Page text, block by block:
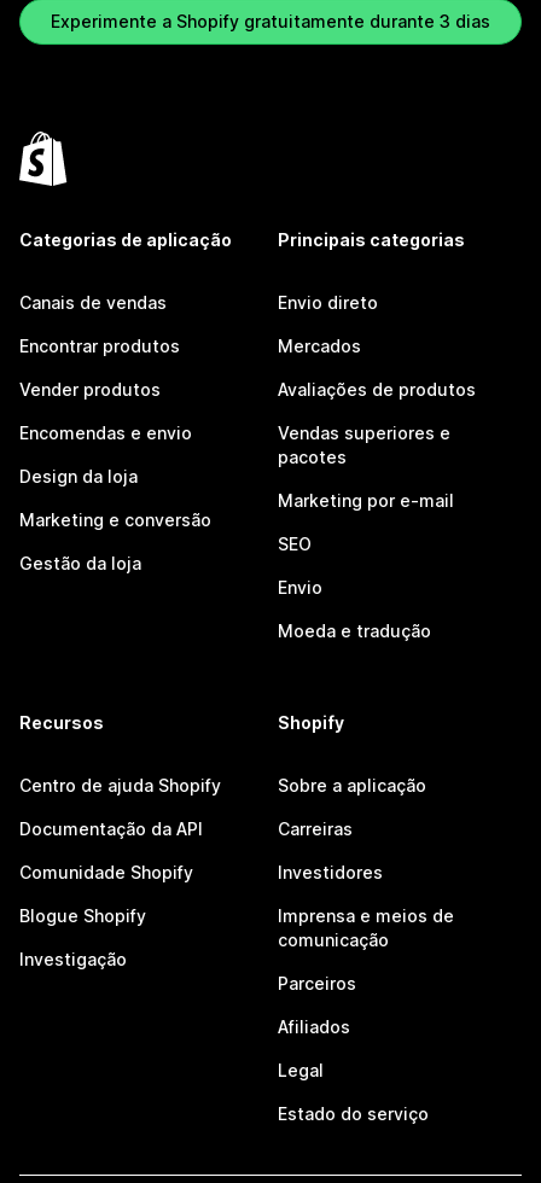
Experimente a Shopify gratuitamente durante 3 dias
Categorias de aplicação
Canais de vendas
Encontrar produtos
Vender produtos
Encomendas e envio
Design da loja
Marketing e conversão
Gestão da loja
Principais categorias
Envio direto
Mercados
Avaliações de produtos
Vendas superiores e
pacotes
Marketing por e-mail
SEO
Envio
Moeda e tradução
Recursos
Centro de ajuda Shopify
Documentação da API
Comunidade Shopify
Blogue Shopify
Investigação
Shopify
Sobre a aplicação
Carreiras
Investidores
Imprensa e meios de
comunicação
Parceiros
Afiliados
Legal
Estado do serviço